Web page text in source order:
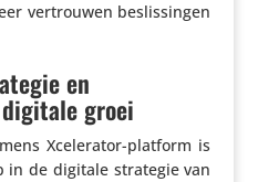
vertrouwen beslis­singen
en
groei
Xcele­rator-platform is
in de digitale strategie van